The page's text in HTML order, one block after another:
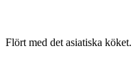
Flört med det asiatiska